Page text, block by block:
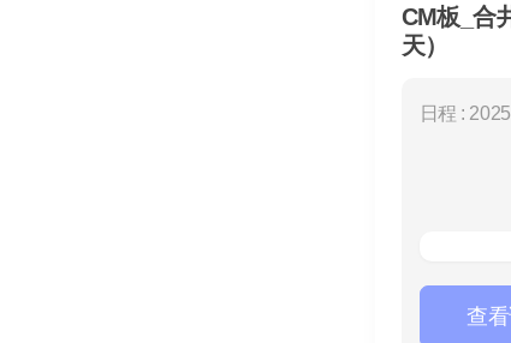
CM板_合
天）
日程 :
查